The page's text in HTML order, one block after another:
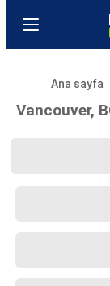
Ana sayfa
Vancouver,